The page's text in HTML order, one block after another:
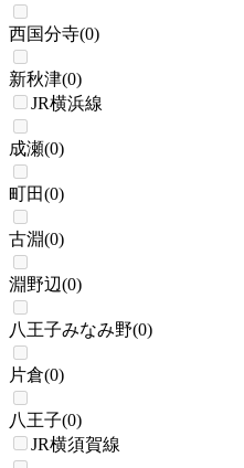
西国分寺(0)
新秋津(0)
JR横浜線
成瀬(0)
町田(0)
古淵(0)
淵野辺(0)
八王子みなみ野(0)
片倉(0)
八王子(0)
JR横須賀線